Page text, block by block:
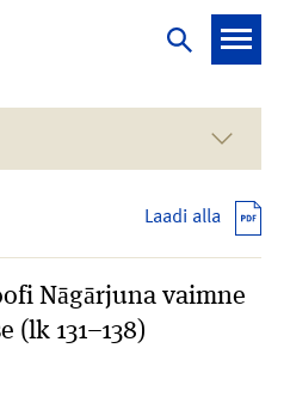
Laadi alla
Nāgārjuna vaimne
(lk 131–138)